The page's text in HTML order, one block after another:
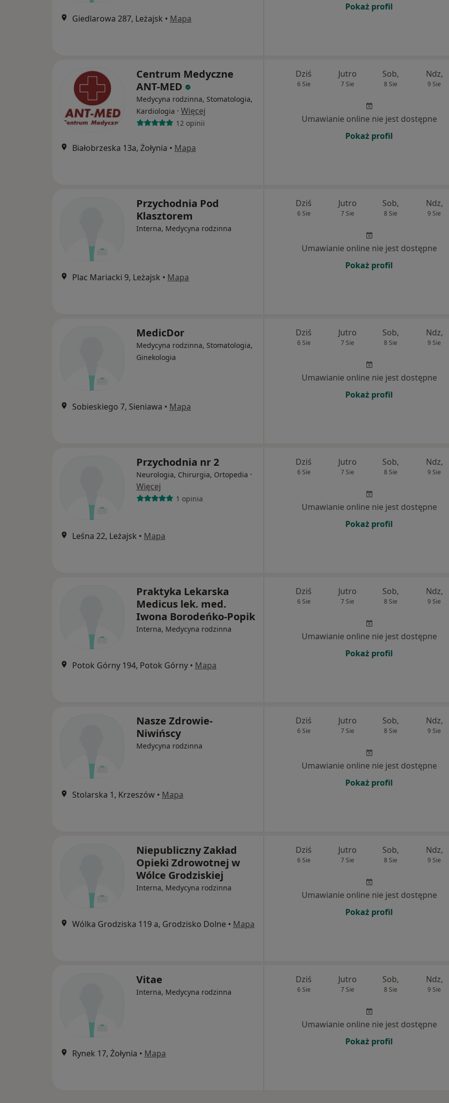
Giedlarowa 287, Leżajsk • Mapa
Pokaż profil
Centrum Medyczne
ANT-MED
Medycyna rodzinna, Stomatologia,
Kardiologia · Więcej
12 opinii
Białobrzeska 13a, Żołynia • Mapa
Dziś
6 Sie
Jutro
7 Sie
Sob,
8 Sie
Ndz,
9 Sie
Umawianie online nie jest dostępne
Pokaż profil
Przychodnia Pod
Klasztorem
Interna, Medycyna rodzinna
Plac Mariacki 9, Leżajsk • Mapa
Dziś
6 Sie
Jutro
7 Sie
Sob,
8 Sie
Ndz,
9 Sie
Umawianie online nie jest dostępne
Pokaż profil
MedicDor
Medycyna rodzinna, Stomatologia,
Ginekologia
Sobieskiego 7, Sieniawa • Mapa
Dziś
6 Sie
Jutro
7 Sie
Sob,
8 Sie
Ndz,
9 Sie
Umawianie online nie jest dostępne
Pokaż profil
Przychodnia nr 2
Neurologia, Chirurgia, Ortopedia ·
Więcej
1 opinia
Leśna 22, Leżajsk • Mapa
Dziś
6 Sie
Jutro
7 Sie
Sob,
8 Sie
Ndz,
9 Sie
Umawianie online nie jest dostępne
Pokaż profil
Praktyka Lekarska
Medicus lek. med.
Iwona Borodeńko-Popik
Interna, Medycyna rodzinna
Potok Górny 194, Potok Górny • Mapa
Dziś
6 Sie
Jutro
7 Sie
Sob,
8 Sie
Ndz,
9 Sie
Umawianie online nie jest dostępne
Pokaż profil
Nasze Zdrowie-
Niwińscy
Medycyna rodzinna
Stolarska 1, Krzeszów • Mapa
Dziś
6 Sie
Jutro
7 Sie
Sob,
8 Sie
Ndz,
9 Sie
Umawianie online nie jest dostępne
Pokaż profil
Niepubliczny Zakład
Opieki Zdrowotnej w
Wólce Grodziskiej
Interna, Medycyna rodzinna
Wólka Grodziska 119 a, Grodzisko Dolne • Mapa
Dziś
6 Sie
Jutro
7 Sie
Sob,
8 Sie
Ndz,
9 Sie
Umawianie online nie jest dostępne
Pokaż profil
Vitae
Interna, Medycyna rodzinna
Rynek 17, Żołynia • Mapa
Dziś
6 Sie
Jutro
7 Sie
Sob,
8 Sie
Ndz,
9 Sie
Umawianie online nie jest dostępne
Pokaż profil